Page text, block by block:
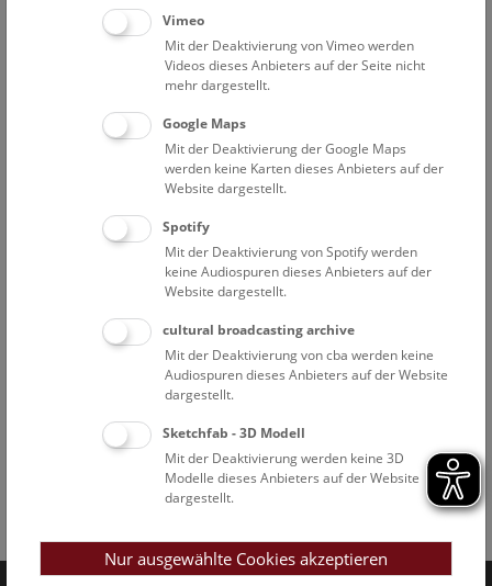
Eine Nacht im Museum
Vimeo
Mit der Deaktivierung von Vimeo werden
Videos dieses Anbieters auf der Seite nicht
mehr dargestellt.
Google Maps
Mit der Deaktivierung der Google Maps
werden keine Karten dieses Anbieters auf der
Website dargestellt.
Spotify
Mit der Deaktivierung von Spotify werden
keine Audiospuren dieses Anbieters auf der
Website dargestellt.
cultural broadcasting archive
Mit der Deaktivierung von cba werden keine
Audiospuren dieses Anbieters auf der Website
dargestellt.
Sketchfab - 3D Modell
Mit der Deaktivierung werden keine 3D
Modelle dieses Anbieters auf der Website
dargestellt.
Nur ausgewählte Cookies akzeptieren